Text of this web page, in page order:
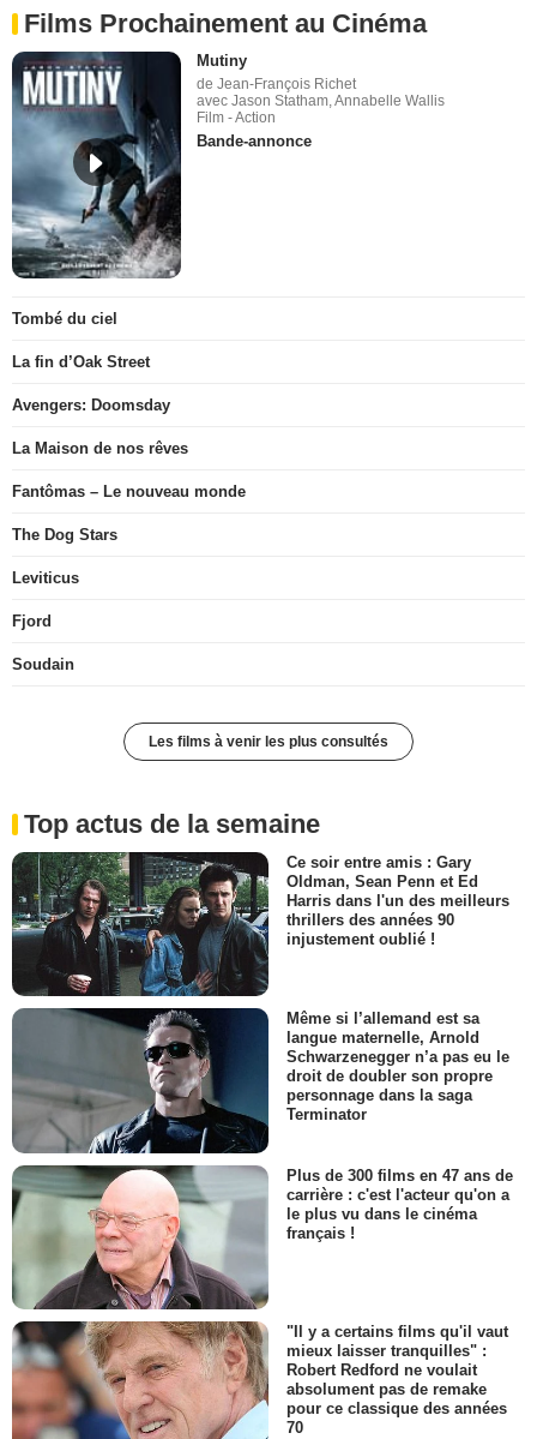
Films Prochainement au Cinéma
Mutiny
de Jean-François Richet
avec Jason Statham, Annabelle Wallis
Film - Action
Bande-annonce
Tombé du ciel
La fin d’Oak Street
Avengers: Doomsday
La Maison de nos rêves
Fantômas – Le nouveau monde
The Dog Stars
Leviticus
Fjord
Soudain
Les films à venir les plus consultés
Top actus de la semaine
Ce soir entre amis : Gary
Oldman, Sean Penn et Ed
Harris dans l'un des meilleurs
thrillers des années 90
injustement oublié !
Même si l’allemand est sa
langue maternelle, Arnold
Schwarzenegger n’a pas eu le
droit de doubler son propre
personnage dans la saga
Terminator
Plus de 300 films en 47 ans de
carrière : c'est l'acteur qu'on a
le plus vu dans le cinéma
français !
"Il y a certains films qu'il vaut
mieux laisser tranquilles" :
Robert Redford ne voulait
absolument pas de remake
pour ce classique des années
70